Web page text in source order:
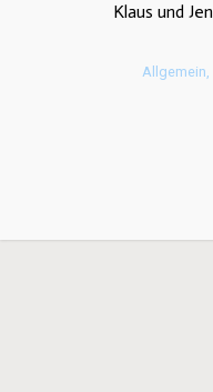
Klaus und
Allgemein,